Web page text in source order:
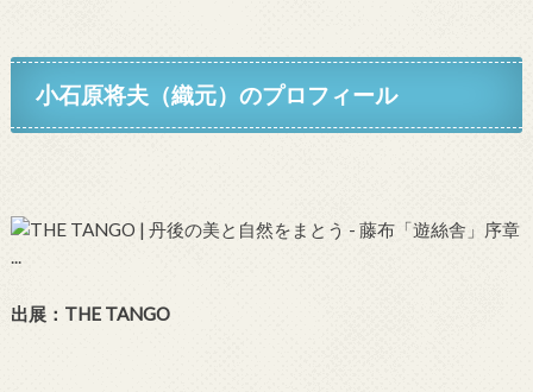
小石原将夫（織元）のプロフィール
出展：THE TANGO